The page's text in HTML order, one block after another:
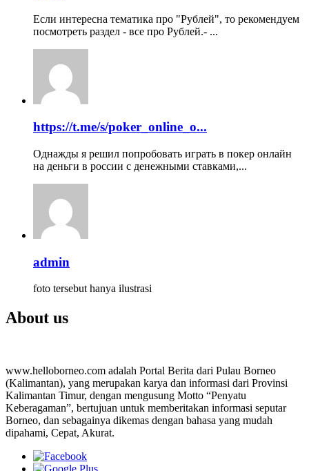
Если интересна тематика про "Рублей", то рекомендуем
посмотреть раздел - все про Рублей.- ...
https://t.me/s/poker_online_o...
Однажды я решил попробовать играть в покер онлайн
на деньги в россии с денежными ставками,...
admin
foto tersebut hanya ilustrasi
About us
www.helloborneo.com adalah Portal Berita dari Pulau Borneo
(Kalimantan), yang merupakan karya dan informasi dari Provinsi
Kalimantan Timur, dengan mengusung Motto “Penyatu
Keberagaman”, bertujuan untuk memberitakan informasi seputar
Borneo, dan sebagainya dikemas dengan bahasa yang mudah
dipahami, Cepat, Akurat.